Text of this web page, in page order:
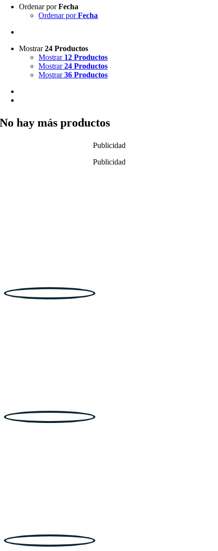
Ordenar porFecha
Ordenar porFecha
Mostrar24 Productos
Mostrar 12 Productos
Mostrar24 Productos
Mostrar36 Productos
No hay más productos
Publicidad
Publicidad